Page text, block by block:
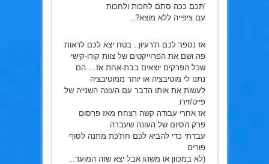
'תכם ככה סתם לחכות ולחכות
עם ציפייה ללא מוצא?..
אז נספר לכם ת'רעיון.. בטח יצא לכם לראות
פה ושם את הפרוייקטים של צוות קורו-קישי
שכל הפרקים יוצאים בבת-אחת אז… הם
נתנו לי מוטיבציה או יותר ממוטיבציה
לעשות את אותו הדבר עם העונה השנייה של
פייט/זירו.
אז אחרי עבודה קשה רצחח מאז פרסום
פרק הסיום של העונה שעברה
עבדתי כדי להביא לכם חת'כת מתנה לסוף
פורים
(לא במכוון או משהו אבל יצא שזה המועד..